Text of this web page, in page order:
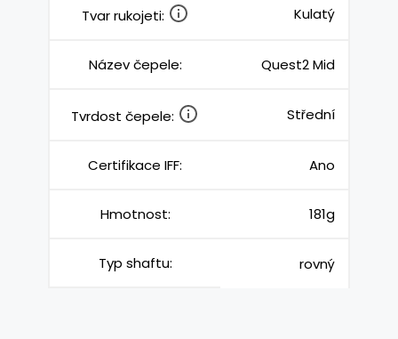
Tvar rukojeti: Kulatý
Název čepele: Quest2 Mid
Tvrdost čepele: Střední
Certifikace IFF: Ano
Hmotnost: 181g
Typ shaftu: rovný